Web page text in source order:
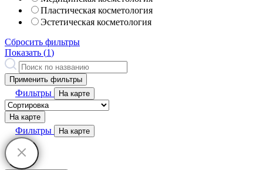
Пластическая косметология
Эстетическая косметология
Сбросить фильтры
Показать (1)
Применить фильтры
Фильтры На карте
На карте
Фильтры На карте